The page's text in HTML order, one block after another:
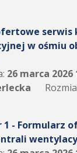
serwis
w ośmiu
26 marca 2026
1 - Formularz